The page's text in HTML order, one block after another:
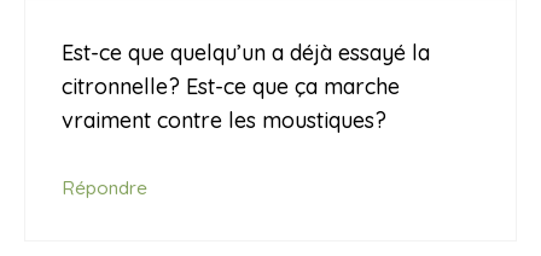
Est-ce que quelqu’un a déjà essayé la
citronnelle? Est-ce que ça marche
vraiment contre les moustiques?
Répondre